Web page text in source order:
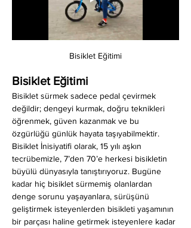
Bisiklet Eğitimi
Bisiklet Eğitimi
Bisiklet sürmek sadece pedal çevirmek
değildir; dengeyi kurmak, doğru teknikleri
öğrenmek, güven kazanmak ve bu
özgürlüğü günlük hayata taşıyabilmektir.
Bisiklet İnisiyatifi olarak, 15 yılı aşkın
tecrübemizle, 7’den 70’e herkesi bisikletin
büyülü dünyasıyla tanıştırıyoruz. Bugüne
kadar hiç bisiklet sürmemiş olanlardan
denge sorunu yaşayanlara, sürüşünü
geliştirmek isteyenlerden bisikleti yaşamının
bir parçası haline getirmek isteyenlere kadar